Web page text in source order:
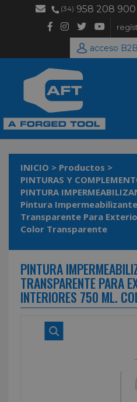
(34) 958 208 900
INICIO > Productos >
PINTURAS Y
PINTURA
Pintura
Transparente Para
Color Transparente
PINTURA
TRANSPARENTE PARA
INTERIORES 750 ML.